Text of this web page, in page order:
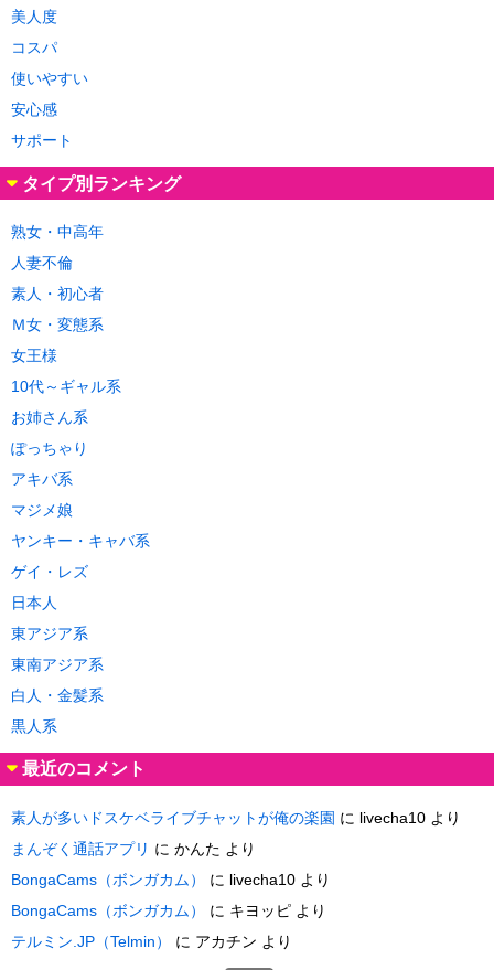
美人度
コスパ
使いやすい
安心感
サポート
タイプ別ランキング
熟女・中高年
人妻不倫
素人・初心者
Ｍ女・変態系
女王様
10代～ギャル系
お姉さん系
ぽっちゃり
アキバ系
マジメ娘
ヤンキー・キャバ系
ゲイ・レズ
日本人
東アジア系
東南アジア系
白人・金髪系
黒人系
最近のコメント
素人が多いドスケベライブチャットが俺の楽園 に livecha10 より
まんぞく通話アプリ に かんた より
BongaCams（ボンガカム）
に livecha10 より
BongaCams（ボンガカム）
に キヨッピ より
テルミン.JP（Telmin）
に アカチン より